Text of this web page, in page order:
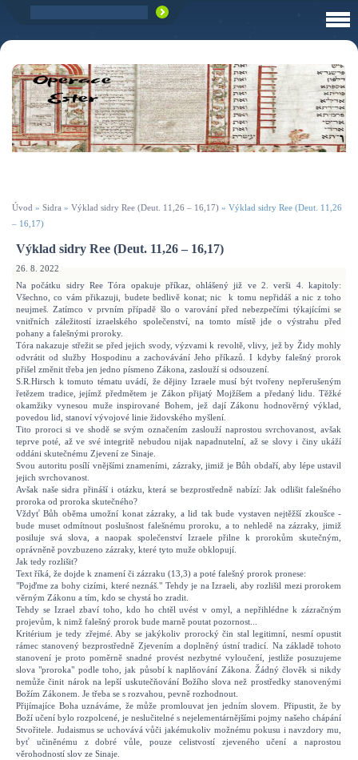
Úvod » Sidra » Výklad sidry Ree (Deut. 11,26 – 16,17) » Výklad sidry Ree (Deut. 11,26
– 16,17)
Výklad sidry Ree (Deut. 11,26 – 16,17)
26. 8. 2022
Na počátku sidry Ree Tóra opakuje příkaz, ohlášený již ve 2. verši 4. kapitoly:
Všechno, co vám přikazuji, budete bedlivě konat; nic k tomu nepřidáš a nic z toho
neujmeš. Zatímco v prvním případě šlo o varování před nebezpečími týkajícími se
vnitřních záležitostí izraelského společenství, na tomto místě jde o výstrahu před
pohany a falešnými proroky.
Tóra nakazuje střežit se před jejich svody, výzvami k revoltě, vlivy, jež by Židy mohly
odvrátit od služby Hospodinu a zachovávání Jeho příkazů. I kdyby falešný prorok
přišel změnit třeba jen jedno písmeno Zákona, zaslouží si odsouzení.
S.R.Hirsch k tomuto tématu uvádí, že dějiny Izraele musí být tvořeny nepřerušeným
řetězem tradice, jejímž předmětem je Zákon přijatý Mojžíšem a předaný lidu. Těžké
okamžiky vynesou muže inspirované Bohem, jež dají Zákonu hodnověrný výklad,
povedou lid, stanoví vývojové linie židovského myšlení.
Tito proroci si ve shodě se svým označením zaslouží naprostou svrchovanost, avšak
teprve poté, až ve své integritě nebudou nijak napadnutelní, až se slovy i činy ukáží
oddáni skutečnému Zjevení ze Sinaje.
Svou autoritu posílí vnějšími znameními, zázraky, jimiž je Bůh obdaří, aby lépe ustavil
jejich svrchovanost.
Avšak naše sidra přináší i otázku, která se bezprostředně nabízí: Jak odlišit falešného
proroka od proroka skutečného?
Vždyť Bůh oběma umožní konat zázraky, a lid tak bude vystaven nejtěžší zkoušce -
bude muset odmítnout poslušnost falešnému proroku, a to nehledě na zázraky, jimiž
posiluje svá slova, a naopak společenství Izraele přilne k prorokům skutečným,
oprávněně povzbuzeno zázraky, které tyto muže obklopují.
Jak tedy rozlišit?
Text říká, že dojde k znamení či zázraku (13,3) a poté falešný prorok pronese:
"Pojďme za bohy cizími, které neznáš." Tehdy je na Izraeli, aby rozlišil mezi prorokem
věrným Zákonu a tím, kdo se chystá ho zradit.
Tehdy se Izrael zbaví toho, kdo ho chtěl uvést v omyl, a nepřihlédne k zázračným
projevům, k nimž falešný prorok bude marně poutat pozornost...
Kritérium je tedy zřejmé. Aby se jakýkoliv prorocký čin stal legitimní, nesmí opustit
rámec stanovený bezprostředně Zjevením a doplněný ústní tradicí. Na základě tohoto
stanovení je proto poměrně snadné provést nezbytné vyloučení, jestliže posuzujeme
slova "proroka" podle toho, jak působí k naplňování Zákona. Žádný člověk si nikdy
nemůže činit nárok na lepší uskutečňování Božího slova než prostředky stanovenými
Božím Zákonem. Je třeba se s rozvahou, pevně rozhodnout.
Přijímajíce Boha uznáváme, že může promlouvat jen jedním slovem. Připustit, že by
Boží učení bylo rozpolcené, je neslučitelné s nejelementárnějšími pojmy našeho chápání
Stvořitele. Judaismus se uchovává vůči jakémukoliv možnému pokusu i navzdory mu,
byť učiněnému z dobré vůle, pouze celistvostí zjeveného učení a naprostou
věrohodností slov ze Sinaje.